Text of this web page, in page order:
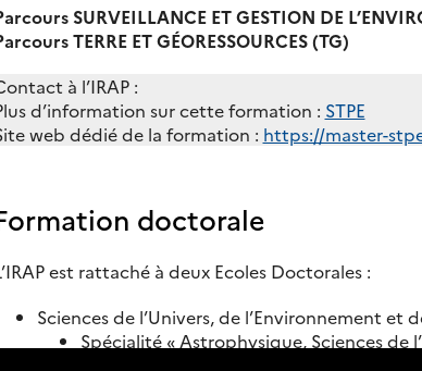
SURVEILLANCE ET GESTION DE
TERRE ET GÉORESSOURCES (TG)
à l’IRAP :
d’information sur cette formation : STPE
web dédié de la formation : https://master-
doctorale
est rattaché à deux Ecoles Doctorales :
Sciences de l’Univers, de l’Environnement et
Spécialité « Astrophysique, Sciences de